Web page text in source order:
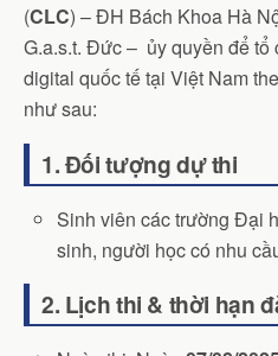
(CLC) – ĐH Bách Khoa Hà
G.a.s.t. Đức – ủy quyền để tổ
digital quốc tế tại Việt Nam
như sau:
1. Đối tượng dự thi
Sinh viên các trường Đại
sinh, người học có nhu
2. Lịch thi & thời hạn